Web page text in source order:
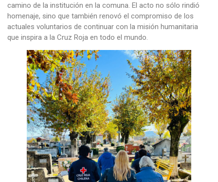
camino de la institución en la comuna. El acto no sólo rindió
homenaje, sino que también renovó el compromiso de los
actuales voluntarios de continuar con la misión humanitaria
que inspira a la Cruz Roja en todo el mundo.